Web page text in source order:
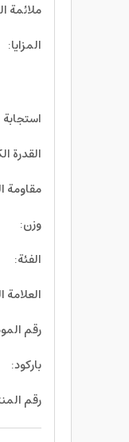
ملائمة
المزايا:
استجابة
القدرة
مقاومة
وزن:
الفئة:
العلامة
رقم
باركود:
رقم